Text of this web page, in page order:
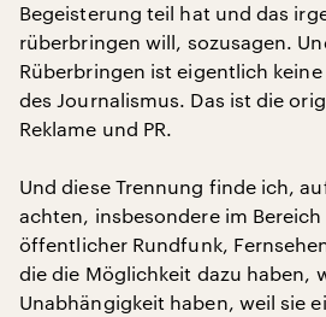
Begeisterung teil hat und das
rüberbringen will, sozusagen.
Rüberbringen ist eigentlich
des Journalismus. Das ist die
Reklame und PR.
Und diese Trennung finde ich,
achten, insbesondere im
öffentlicher Rundfunk,
die die Möglichkeit dazu haben,
Unabhängigkeit haben, weil sie